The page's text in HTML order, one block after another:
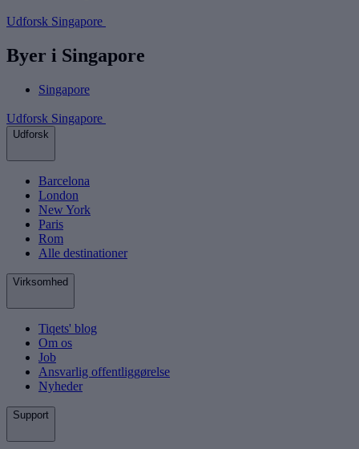
Udforsk Singapore
Byer i Singapore
Singapore
Udforsk Singapore
Udforsk
Barcelona
London
New York
Paris
Rom
Alle destinationer
Virksomhed
Tiqets' blog
Om os
Job
Ansvarlig offentliggørelse
Nyheder
Support